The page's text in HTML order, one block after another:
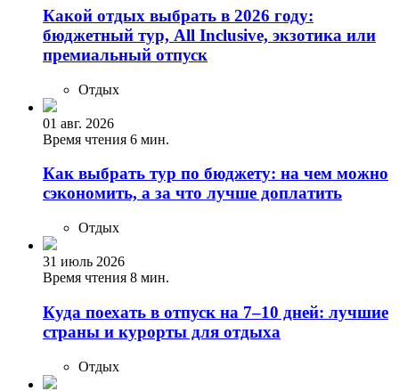
Какой отдых выбрать в 2026 году:
бюджетный тур, All Inclusive, экзотика или
премиальный отпуск
Отдых
01 авг. 2026
Время чтения 6 мин.
Как выбрать тур по бюджету: на чем можно
сэкономить, а за что лучше доплатить
Отдых
31 июль 2026
Время чтения 8 мин.
Куда поехать в отпуск на 7–10 дней: лучшие
страны и курорты для отдыха
Отдых